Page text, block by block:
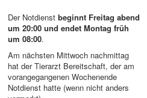
Der Notdienst beginnt Freitag abend
um 20:00 und endet Montag früh
um 08:00.
Am nächsten Mittwoch nachmittag
hat der Tierarzt Bereitschaft, der am
vorangegangenen Wochenende
Notdienst hatte (wenn nicht anders